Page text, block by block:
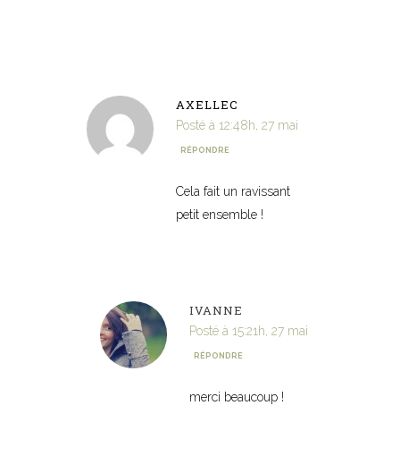
AXELLEC
Posté à 12:48h, 27 mai
RÉPONDRE
Cela fait un ravissant
petit ensemble !
IVANNE
Posté à 15:21h, 27 mai
RÉPONDRE
merci beaucoup !